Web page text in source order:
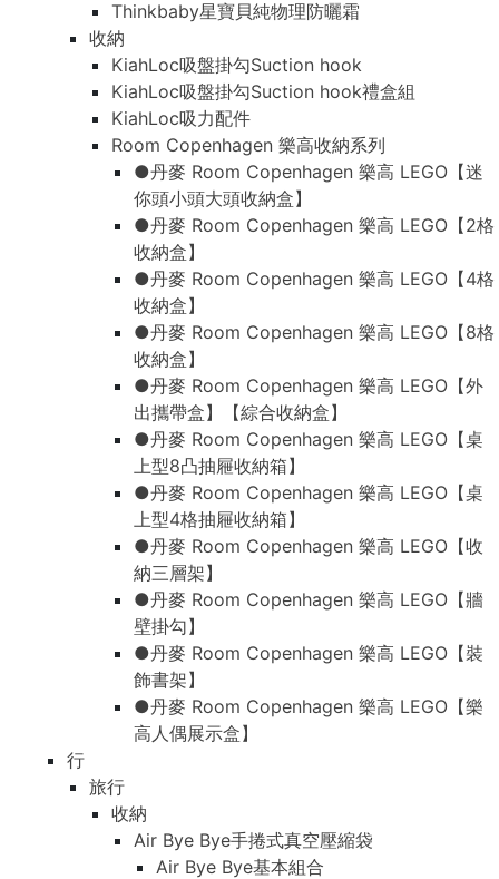
Thinkbaby星寶貝純物理防曬霜
收納
KiahLoc吸盤掛勾Suction hook
KiahLoc吸盤掛勾Suction hook禮盒組
KiahLoc吸力配件
Room Copenhagen 樂高收納系列
●丹麥 Room Copenhagen 樂高 LEGO【迷
你頭小頭大頭收納盒】
●丹麥 Room Copenhagen 樂高 LEGO【2格
收納盒】
●丹麥 Room Copenhagen 樂高 LEGO【4格
收納盒】
●丹麥 Room Copenhagen 樂高 LEGO【8格
收納盒】
●丹麥 Room Copenhagen 樂高 LEGO【外
出攜帶盒】【綜合收納盒】
●丹麥 Room Copenhagen 樂高 LEGO【桌
上型8凸抽屜收納箱】
●丹麥 Room Copenhagen 樂高 LEGO【桌
上型4格抽屜收納箱】
●丹麥 Room Copenhagen 樂高 LEGO【收
納三層架】
●丹麥 Room Copenhagen 樂高 LEGO【牆
壁掛勾】
●丹麥 Room Copenhagen 樂高 LEGO【裝
飾書架】
●丹麥 Room Copenhagen 樂高 LEGO【樂
高人偶展示盒】
行
旅行
收納
Air Bye Bye手捲式真空壓縮袋
Air Bye Bye基本組合